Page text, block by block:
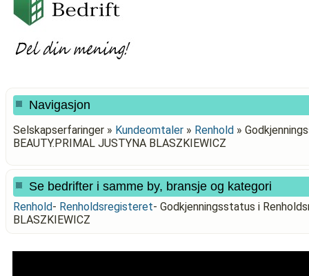
Navigasjon
Selskapserfaringer » Kundeomtaler » Renhold »
BEAUTY.PRIMAL JUSTYNA BLASZKIEWICZ
Se bedrifter i samme by, bransje og kategori
Renhold- Renholdsregisteret- Godkjenningsstatus i
BLASZKIEWICZ